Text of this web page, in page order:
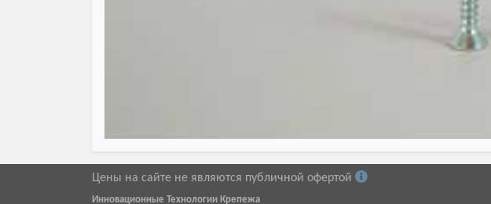
Цены на сайте не являются публичной офертой
Инновационные Технологии Крепежа